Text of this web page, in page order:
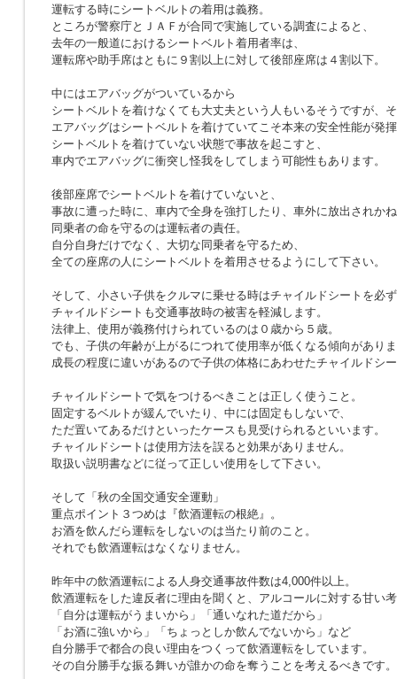
運転する時にシートベルトの着用は義務。
ところが警察庁とＪＡＦが合同で実施している調査によると、
去年の一般道におけるシートベルト着用者率は、
運転席や助手席はともに９割以上に対して後部座席は４割以下。
中にはエアバッグがついているから
シートベルトを着けなくても大丈夫という人もいるそうですが、
エアバッグはシートベルトを着けていてこそ本来の安全性能が発
シートベルトを着けていない状態で事故を起こすと、
車内でエアバッグに衝突し怪我をしてしまう可能性もあります。
後部座席でシートベルトを着けていないと、
事故に遭った時に、車内で全身を強打したり、車外に放出されか
同乗者の命を守るのは運転者の責任。
自分自身だけでなく、大切な同乗者を守るため、
全ての座席の人にシートベルトを着用させるようにして下さい。
そして、小さい子供をクルマに乗せる時はチャイルドシートを必
チャイルドシートも交通事故時の被害を軽減します。
法律上、使用が義務付けられているのは０歳から５歳。
でも、子供の年齢が上がるにつれて使用率が低くなる傾向があ
成長の程度に違いがあるので子供の体格にあわせたチャイルドシ
チャイルドシートで気をつけるべきことは正しく使うこと。
固定するベルトが緩んでいたり、中には固定もしないで、
ただ置いてあるだけといったケースも見受けられるといいます。
チャイルドシートは使用方法を誤ると効果がありません。
取扱い説明書などに従って正しい使用をして下さい。
そして「秋の全国交通安全運動」
重点ポイント３つめは『飲酒運転の根絶』。
お酒を飲んだら運転をしないのは当たり前のこと。
それでも飲酒運転はなくなりません。
昨年中の飲酒運転による人身交通事故件数は4,000件以上。
飲酒運転をした違反者に理由を聞くと、アルコールに対する甘い
「自分は運転がうまいから」「通いなれた道だから」
「お酒に強いから」「ちょっとしか飲んでないから」など
自分勝手で都合の良い理由をつくって飲酒運転をしています。
その自分勝手な振る舞いが誰かの命を奪うことを考えるべきです。